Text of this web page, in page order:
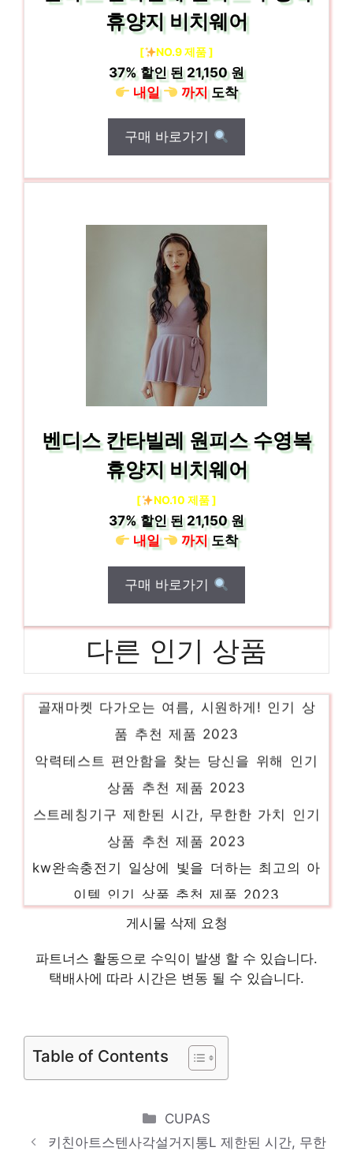
휴양지 비치웨어
[ NO.9 제품 ]
37%할인 된21,150 원
내일
까지도착
구매 바로가기
벤디스 칸타빌레 원피스 수영복
휴양지 비치웨어
[ NO.10 제품 ]
37%할인 된21,150 원
내일
까지도착
구매 바로가기
다른 인기 상품
골재마켓 다가오는 여름, 시원하게! 인기 상
품 추천 제품 2023
악력테스트 편안함을 찾는 당신을 위해 인기
상품 추천 제품 2023
스트레칭기구 제한된 시간, 무한한 가치 인기
상품 추천 제품 2023
kw완속충전기 일상에 빛을 더하는 최고의 아
이템 인기 상품 추천 제품 2023
나이키풋살공 당신을 위한 세상에 하나뿐인
신생아코감기 다가오는 여름, 시원하게! 인기
하는 최고의 아이템 인기 상품 추천 제품
2023
게시물 삭제 요청
파트너스 활동으로 수익이 발생 할 수 있습니다.
택배사에 따라 시간은 변동 될 수 있습니다.
Table of Contents
Categories
CUPAS
키친아트스텐사각설거지통L 제한된 시간, 무한